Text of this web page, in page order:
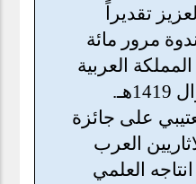
تقديراً
مرور مائة
العربية
على جائزة
العرب
العلمي